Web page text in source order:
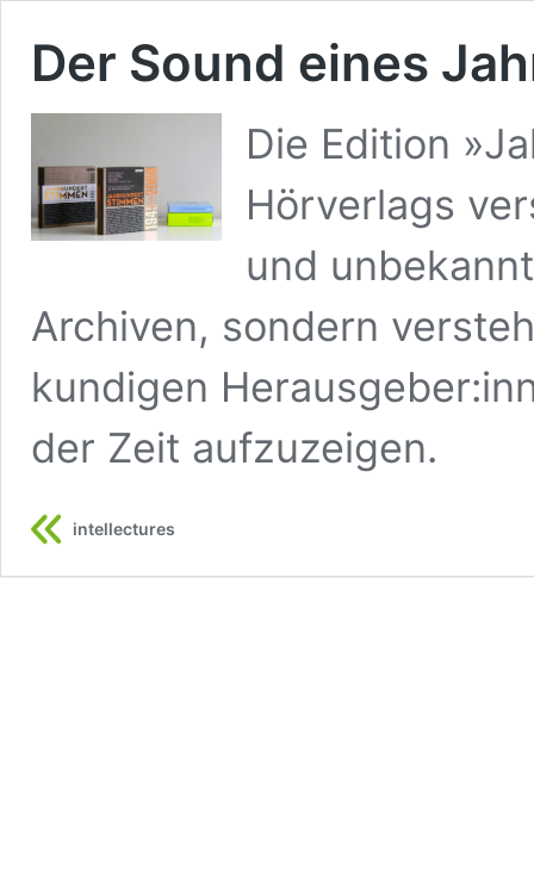
Der Sound eines
Die Edition
Hörverlags
und
Archiven, sondern
kundigen
der Zeit aufzuzeigen.
intellectures